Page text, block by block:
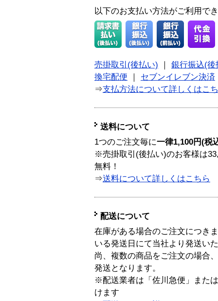
以下のお支払い方法がご利用で
売掛取引(後払い)
銀行振込(後
換宅配便
セブンイレブン決済
⇒支払方法について詳しくはこ
送料について
1つのご注文毎に一律1,100円(税
※売掛取引(後払い)のお客様は
無料！
⇒送料について詳しくはこちら
配送について
在庫がある場合のご注文につき
いる発送日にて当社より発送い
尚、複数の商品をご注文の場合
発送となります。
※配送業者は「佐川急便」また
けます